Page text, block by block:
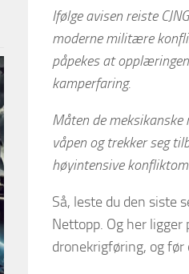
Ifølge avisen reiste
moderne militære
påpekes at
kamp­erfaring.
Måten de meksikanske
våpen og trekker seg
høyintensive
Så, leste du den siste
Nettopp. Og her
dronekrigføring, og